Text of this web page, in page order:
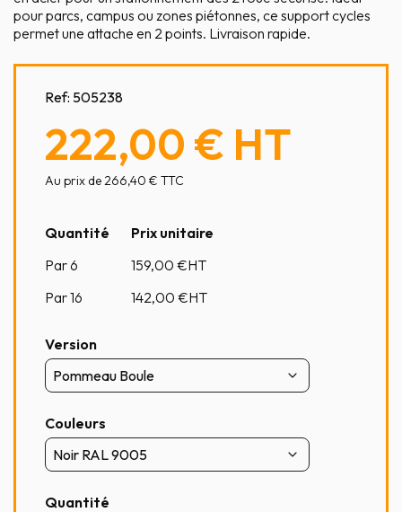
pour parcs, campus ou zones piétonnes, ce support cycles
permet une attache en 2 points. Livraison rapide.
Ref: 505238
222,00 € HT
Au prix de 266,40 € TTC
Quantité
Prix unitaire
Par 6
159,00 €HT
Par 16
142,00 €HT
Version
Couleurs
Quantité